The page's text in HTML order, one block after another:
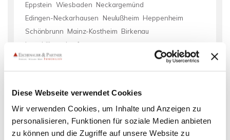
Diese Webseite verwendet Cookies
Wir verwenden Cookies, um Inhalte und Anzeigen zu
personalisieren, Funktionen für soziale Medien anbieten
zu können und die Zugriffe auf unsere Website zu
Eppstein Wiesbaden Neckargemünd
Edingen-Neckarhausen
Neulußheim Heppenheim
Schönbrunn Mainz-Kostheim Birkenau
Immobilie verkaufen
Einfamilienhaus Hochheim am Main
Immo Hochheim am Main
Main
Wohnung Hochheim am Main
Wohnungssuche Hochheim
am Main
Wohnung suche Hochheim am Main
Wohnung miete
Hochheim am Main
mieten Hochheim am Main
Mietwohnung
Hochheim am Main
Hauskauf Hochheim am Main Reihenhaus